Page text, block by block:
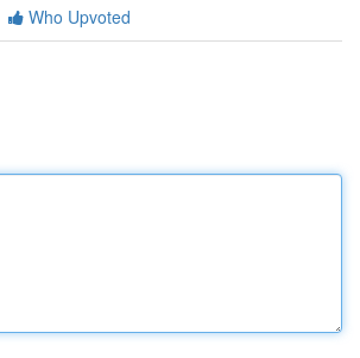
Who Upvoted